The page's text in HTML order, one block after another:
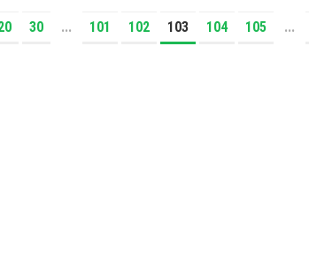
30 ... 101 102 103 104 105 ...